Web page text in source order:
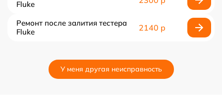
Fluke
Ремонт после залития тестера
Fluke
2140 р
У меня другая неисправность